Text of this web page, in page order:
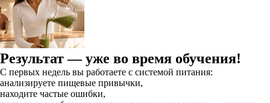
Результат — уже во время обучения!
С первых недель вы работаете с системой питания:
анализируете пищевые привычки,
находите частые ошибки,